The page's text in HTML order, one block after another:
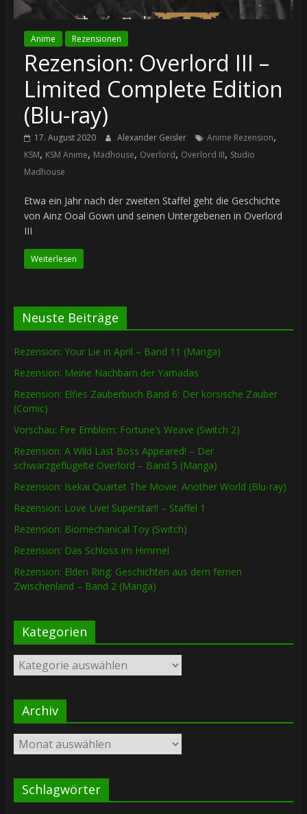
Anime Rezensionen
Rezension: Overlord III –
Limited Complete Edition
(Blu-ray)
17. August 2020 Alexander Geisler Anime Rezension,
KSM, KSM Anime, Madhouse, Overlord, Overlord III, Studio
Madhouse
Etwa ein Jahr nach der zweiten Staffel geht die Geschichte
von Ainz Ooal Gown und seinen Untergebenen in Overlord
III
Weiterlesen
Neuste Beiträge
Rezension: Your Lie in April – Band 11 (Manga)
Rezension: Meine Nachbarn der Yamadas
Rezension: Elfies Zauberbuch Band 6: Der korsische Zauber
(Comic)
Vorschau: Fire Emblem: Fortune’s Weave (Switch 2)
Rezension: A Wild Last Boss Appeared! – Der
schwarzgeflügelte Overlord – Band 5 (Manga)
Rezension: Isekai Quartet The Movie: Another World (Blu-ray)
Rezension: Love Live! Superstar!! – Staffel 1
Rezension: Biomechanical Toy (Switch)
Rezension: Das Schloss im Himmel
Rezension: Elden Ring: Geschichten aus dem fernen
Zwischenland – Band 2 (Manga)
Kategorien
Kategorien
Archiv
Archiv
Schlagwörter